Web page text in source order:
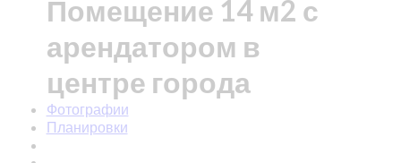
Помещение 14 м2 с
арендатором в
центре города
Фотографии
Планировки